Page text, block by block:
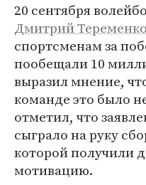
20 сентября
Дмитрий Теременко
спортсменам за
пообещали 10
выразил мнение,
команде это было
отметил, что
сыграло на руку
которой получили
мотивацию.